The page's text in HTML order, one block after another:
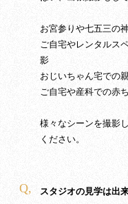
お宮参りや七五三の
ご自宅やレンタルス
影
おじいちゃん宅での
ご自宅や産科での赤
様々なシーンを撮影
ください。
Q, スタジオの見学は出